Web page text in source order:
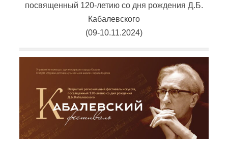
посвященный 120-летию со дня рождения Д.Б.
Кабалевского
(09-10.11.2024)